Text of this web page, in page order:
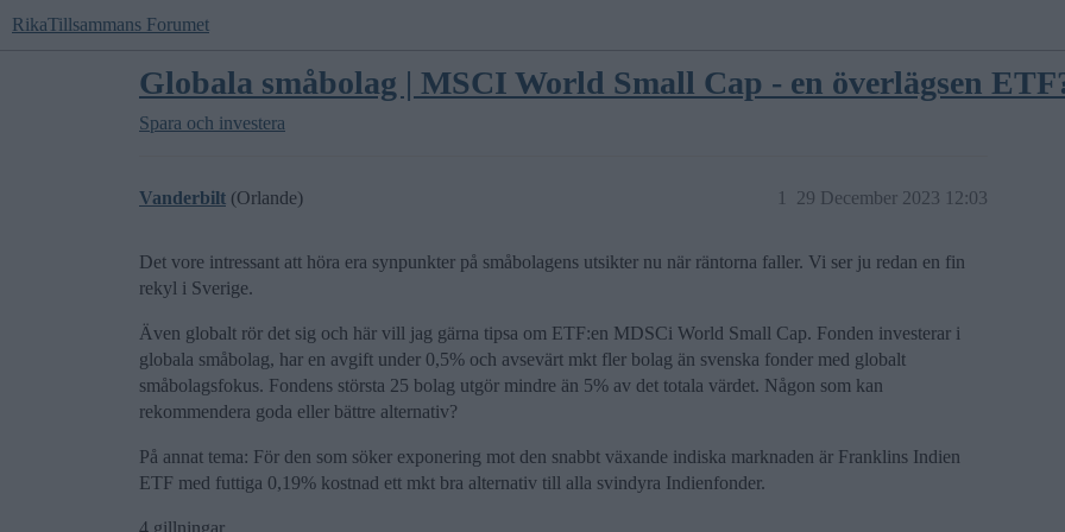
RikaTillsammans Forumet
Globala småbolag | MSCI World Small Cap - en överlägsen
Spara och investera
Vanderbilt (Orlande) 29 December 2023 12:03
1
Det vore intressant att höra era synpunkter på småbolagens utsikter nu när räntorna faller. Vi ser ju redan en fin
rekyl i Sverige.
Även globalt rör det sig och här vill jag gärna tipsa om ETF:en MDSCi World Small Cap. Fonden investerar i
globala småbolag, har en avgift under 0,5% och avsevärt mkt fler bolag än svenska fonder med globalt
småbolagsfokus. Fondens största 25 bolag utgör mindre än 5% av det totala värdet. Någon som kan
rekommendera goda eller bättre alternativ?
På annat tema: För den som söker exponering mot den snabbt växande indiska marknaden är Franklins Indien
ETF med futtiga 0,19% kostnad ett mkt bra alternativ till alla svindyra Indienfonder.
4 gillningar